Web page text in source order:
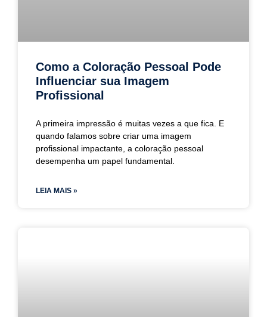
Como a Coloração Pessoal Pode
Influenciar sua Imagem
Profissional
A primeira impressão é muitas vezes a que fica. E
quando falamos sobre criar uma imagem
profissional impactante, a coloração pessoal
desempenha um papel fundamental.
LEIA MAIS »